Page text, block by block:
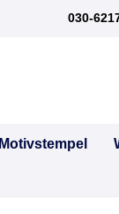
030-
Motivstempel